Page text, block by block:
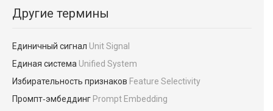
Другие термины
Единичный сигнал Unit Signal
Единая система Unified System
Избирательность признаков Feature Selectivity
Промпт‑эмбеддинг Prompt Embedding